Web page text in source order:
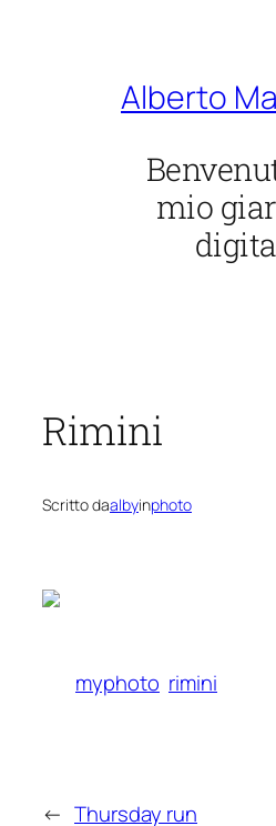
Alberto
mio
Rimini
Scritto daalbyinphoto
myphoto rimini
← Thursday run